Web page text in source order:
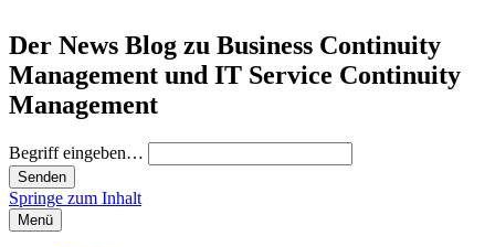
Der News Blog zu Business Continuity
Management und IT Service Continuity
Management
Begriff eingeben…
Springe zum Inhalt
Menü